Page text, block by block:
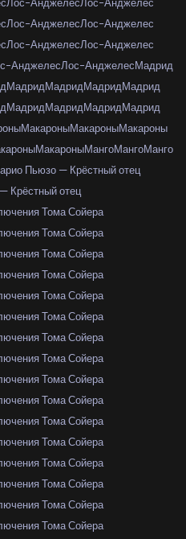
Лос-АнджелесЛос-Анджелес
Лос-АнджелесЛос-Анджелес
Лос-АнджелесЛос-Анджелес
АнджелесЛос-АнджелесМадрид
МадридМадридМадридМадрид
МадридМадридМадридМадрид
МакароныМакароныМакароны
МакароныМангоМангоМанго
Пьюзо — Крёстный отец
Крёстный отец
Тома Сойера
Тома Сойера
Тома Сойера
Тома Сойера
Тома Сойера
Тома Сойера
Тома Сойера
Тома Сойера
Тома Сойера
Тома Сойера
Тома Сойера
Тома Сойера
Тома Сойера
Тома Сойера
Тома Сойера
Тома Сойера